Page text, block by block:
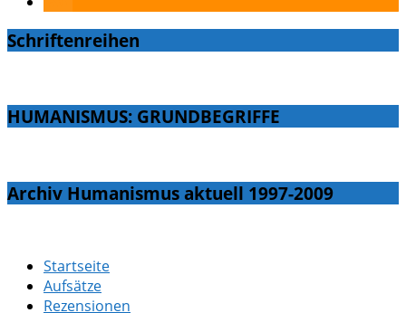
Schriftenreihen
HUMANISMUS: GRUNDBEGRIFFE
Archiv Humanismus aktuell 1997-2009
Startseite
Aufsätze
Rezensionen